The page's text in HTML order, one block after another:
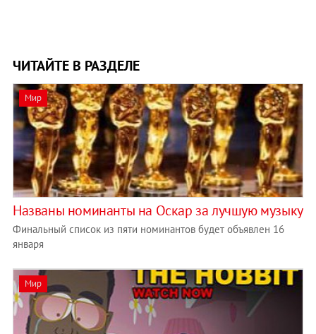
ЧИТАЙТЕ В РАЗДЕЛЕ
Мир
Названы номинанты на Оскар за лучшую музыку
Финальный список из пяти номинантов будет объявлен 16
января
Мир